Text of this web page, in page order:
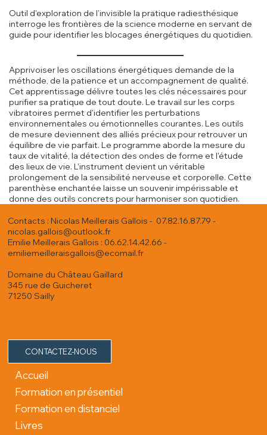
Outil d'exploration de l'invisible la pratique radiesthésique
interroge les frontières de la science moderne en servant de
guide pour identifier les blocages énergétiques du quotidien.
Apprivoiser les oscillations énergétiques demande de la
méthode, de la patience et un accompagnement de qualité.
Cet apprentissage délivre toutes les clés nécessaires pour
purifier sa pratique de tout doute. Le travail sur les corps
vibratoires permet d'identifier les perturbations
environnementales ou émotionnelles courantes. Les outils
de mesure deviennent des alliés précieux pour retrouver un
équilibre de vie parfait. Le programme aborde la mesure du
taux de vitalité, la détection des ondes de forme et l'étude
des lieux de vie. L'instrument devient un véritable
prolongement de la sensibilité nerveuse et corporelle. Cette
parenthèse enchantée laisse un souvenir impérissable et
donne des outils concrets pour harmoniser son quotidien.
Contacts : Nicolas Meillerais Gallois - 07.82.16.87.79 -
nicolas.gallois@outlook.fr
Emilie Meillerais Gallois : 06.62.14.42.66 -
emiliemeilleraisgallois@ecomail.fr
Domaine du Château Gaillard
345 rue de Guicheret
71250 Sailly
CONTACTEZ-NOUS
Accueil
Formation en présentiel
Formation en distanciel
Livres